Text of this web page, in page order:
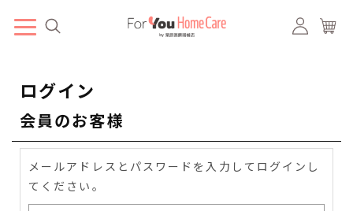
ログイン
会員のお客様
メールアドレスとパスワードを入力してログインし
てください。